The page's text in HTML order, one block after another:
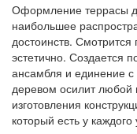
Оформление террасы
наибольшее
достоинств.
эстетично. Создается
ансамбля и единение
деревом осилит
изготовления
который есть у